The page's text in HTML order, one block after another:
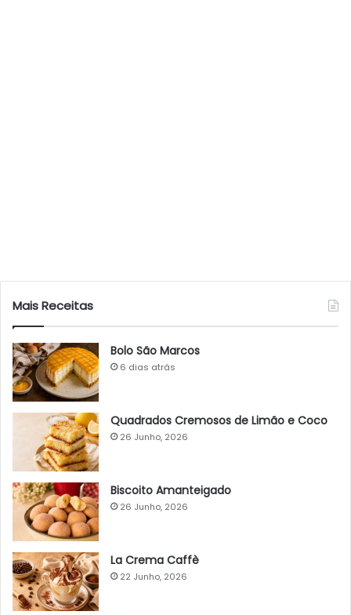
Mais Receitas
Bolo São Marcos
6 dias atrás
Quadrados Cremosos de Limão e Coco
26 Junho, 2026
Biscoito Amanteigado
26 Junho, 2026
La Crema Caffè
22 Junho, 2026